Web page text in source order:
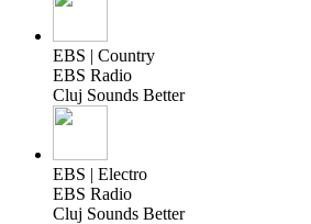
EBS | Country
EBS Radio
Cluj Sounds Better
EBS | Electro
EBS Radio
Cluj Sounds Better